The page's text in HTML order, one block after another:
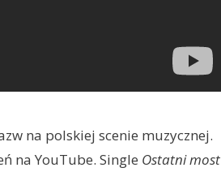
na polskiej scenie muzycznej.
na YouTube. Single Ostatni most